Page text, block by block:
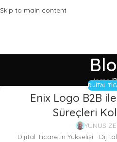
Skip to main content
Home/
DIJITAL
Enix Logo B2B
Süreçleri
YUNUS
Dijital Ticaretin Yükselişi